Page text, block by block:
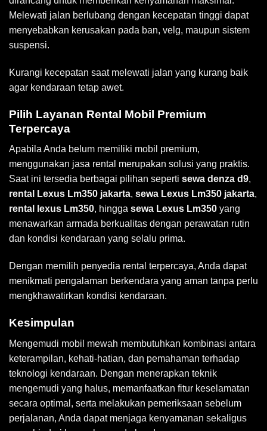
Melewati jalan berlubang dengan kecepatan tinggi dapat
menyebabkan kerusakan pada ban, velg, maupun sistem
suspensi.
Kurangi kecepatan saat melewati jalan yang kurang baik
agar kendaraan tetap awet.
Pilih Layanan Rental Mobil Premium
Terpercaya
Apabila Anda belum memiliki mobil premium,
menggunakan jasa rental merupakan solusi yang praktis.
Saat ini tersedia berbagai pilihan seperti sewa denza d9,
rental Lexus Lm350 jakarta, sewa Lexus Lm350 jakarta,
rental lexus Lm350, hingga sewa Lexus Lm350 yang
menawarkan armada berkualitas dengan perawatan rutin
dan kondisi kendaraan yang selalu prima.
Dengan memilih penyedia rental terpercaya, Anda dapat
menikmati pengalaman berkendara yang aman tanpa perlu
mengkhawatirkan kondisi kendaraan.
Kesimpulan
Mengemudi mobil mewah membutuhkan kombinasi antara
keterampilan, kehati-hatian, dan pemahaman terhadap
teknologi kendaraan. Dengan menerapkan teknik
mengemudi yang halus, memanfaatkan fitur keselamatan
secara optimal, serta melakukan pemeriksaan sebelum
perjalanan, Anda dapat menjaga kenyamanan sekaligus